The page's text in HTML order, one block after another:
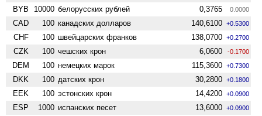
BYB 10000 белорусских рублей 0,3765 0.0000
CAD 100 канадских долларов 140,6100 +0.5300
CHF 100 швейцарских франков 138,0700 +0.2700
CZK 100 чешских крон 6,0600 -0.1700
DEM 100 немецких марок 115,3600 +0.7300
DKK 100 датских крон 30,2800 +0.1800
EEK 100 эстонских крон 14,4200 +0.0900
ESP 1000 испанских песет 13,6000 +0.0900